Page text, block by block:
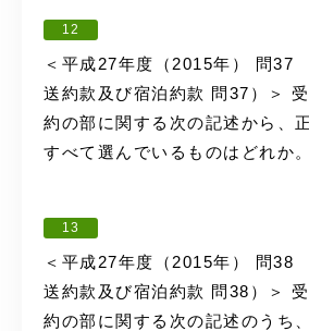
12
＜平成27年度（2015年） 問37
送約款及び宿泊約款 問37）＞
約の部に関する次の記述から、
すべて選んでいるものはどれ
13
＜平成27年度（2015年） 問38
送約款及び宿泊約款 問38）＞
約の部に関する次の記述のうち